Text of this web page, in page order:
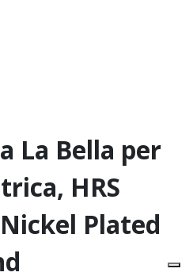
La Bella per
HRS
Plated